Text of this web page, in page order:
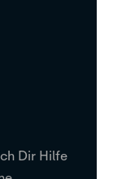
Dir Hilfe